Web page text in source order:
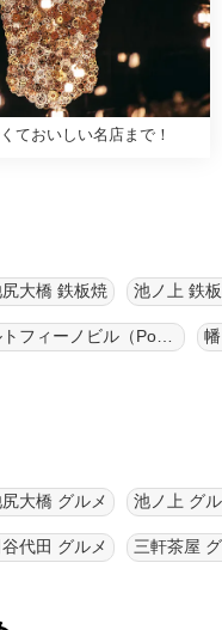
ておいしい名店まで！
大橋 鉄板焼 池ノ上 鉄
大橋 グルメ 池ノ上 グ
代田 グルメ 三軒茶屋